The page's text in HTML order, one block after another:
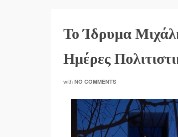
Το Ίδρυμα
Ημέρες
with NO COMMENTS